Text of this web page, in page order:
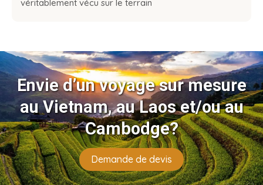
véritablement vécu sur le terrain
Envie d’un voyage sur mesure
au Vietnam, au Laos et/ou au
Cambodge?
Demande de devis